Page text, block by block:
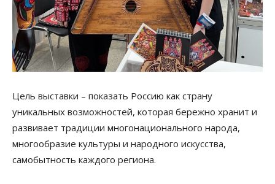
Цель выставки – показать Россию как страну
уникальных возможностей, которая бережно хранит и
развивает традиции многонационального народа,
многообразие культуры и народного искусства,
самобытность каждого региона.